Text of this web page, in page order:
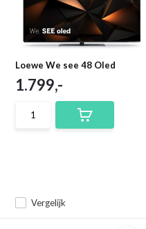
Loewe We see 48 Oled
Vergelijk
1.799,-